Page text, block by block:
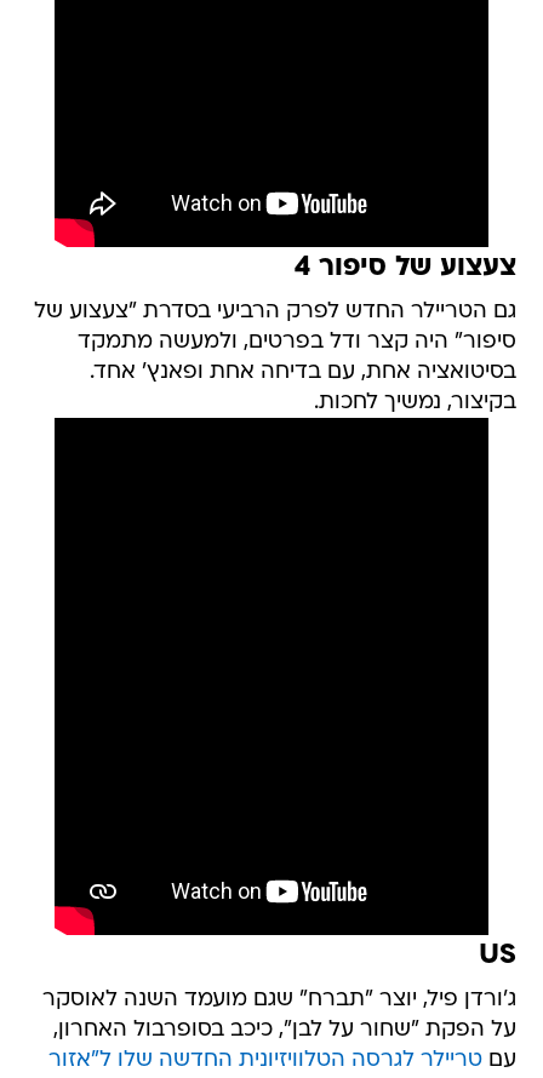
צעצוע של סיפור 4
גם הטריילר החדש לפרק הרביעי בסדרת "צעצוע של
סיפור" היה קצר ודל בפרטים, ולמעשה מתמקד
בסיטואציה אחת, עם בדיחה אחת ופאנץ' אחד.
בקיצור, נמשיך לחכות.
US
ג'ורדן פיל, יוצר "תברח" שגם מועמד השנה לאוסקר
על הפקת "שחור על לבן", כיכב בסופרבול האחרון,
עםטריילר לגרסה הטלוויזיונית החדשה שלו ל"אזור